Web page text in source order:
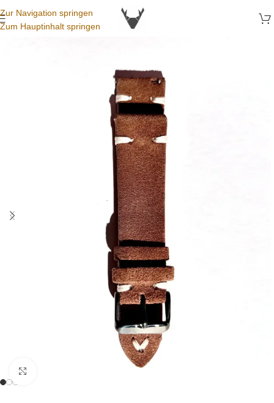
Zur Navigation springen
Zum Hauptinhalt springen